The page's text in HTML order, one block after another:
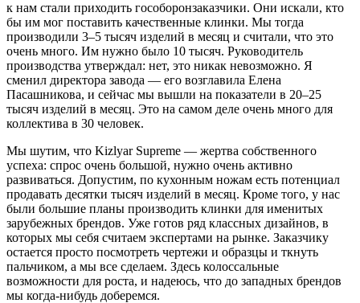
к нам стали приходить гособоронзаказчики. Они искали, кто
бы им мог поставить качественные клинки. Мы тогда
производили 3–5 тысяч изделий в месяц и считали, что это
очень много. Им нужно было 10 тысяч. Руководитель
производства утверждал: нет, это никак невозможно. Я
сменил директора завода — его возглавила Елена
Пасашникова, и сейчас мы вышли на показатели в 20–25
тысяч изделий в месяц. Это на самом деле очень много для
коллектива в 30 человек.
Мы шутим, что Kizlyar Supreme — жертва собственного
успеха: спрос очень большой, нужно очень активно
развиваться. Допустим, по кухонным ножам есть потенциал
продавать десятки тысяч изделий в месяц. Кроме того, у нас
были большие планы производить клинки для именитых
зарубежных брендов. Уже готов ряд классных дизайнов, в
которых мы себя считаем экспертами на рынке. Заказчику
остается просто посмотреть чертежи и образцы и ткнуть
пальчиком, а мы все сделаем. Здесь колоссальные
возможности для роста, и надеюсь, что до западных брендов
мы когда-нибудь доберемся.